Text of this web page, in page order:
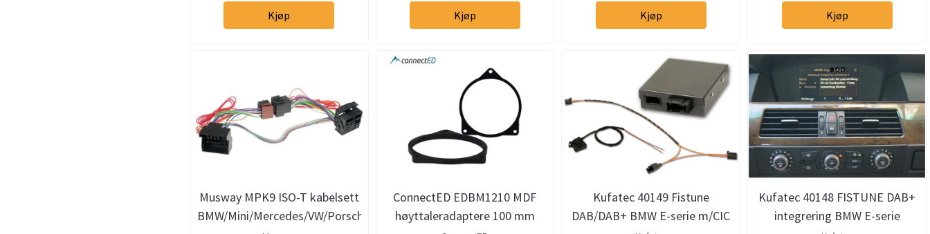
Kjøp Kjøp Kjøp Kjøp
Musway MPK9 ISO-T kabelsett
BMW/Mini/Mercedes/VW/Porsche
ConnectED EDBM1210 MDF
høyttaleradaptere 100 mm
Kufatec 40149 Fistune
DAB/DAB+ BMW E-serie m/CIC
Kufatec 40148 FISTUNE DAB+
integrering BMW E-serie